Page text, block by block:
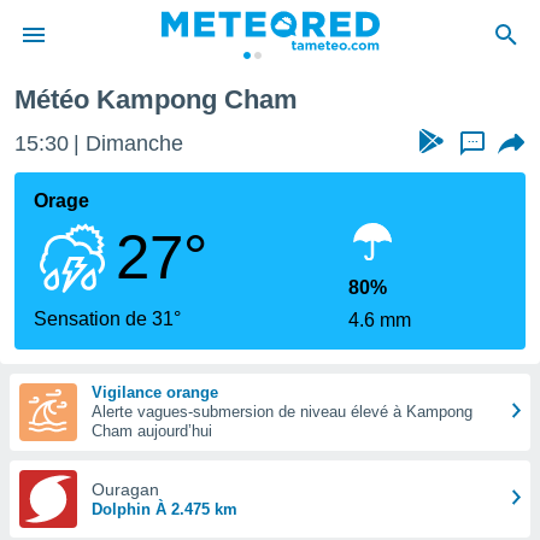
de
par
Météo Kampong Cham
15:30 Dimanche ...
Orage
27°
Sensation de 31°
80%
4.6 mm
Vigilance orange
Alerte vagues-submersion de niveau élevé à Kampong
Cham aujourd’hui
Ouragan
Dolphin À 2.475 km